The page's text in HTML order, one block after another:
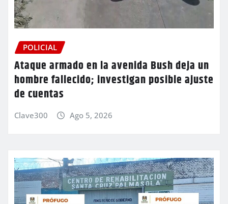
POLICIAL
Ataque armado en la avenida Bush deja un
hombre fallecido; investigan posible ajuste
de cuentas
Clave300 Ago 5, 2026